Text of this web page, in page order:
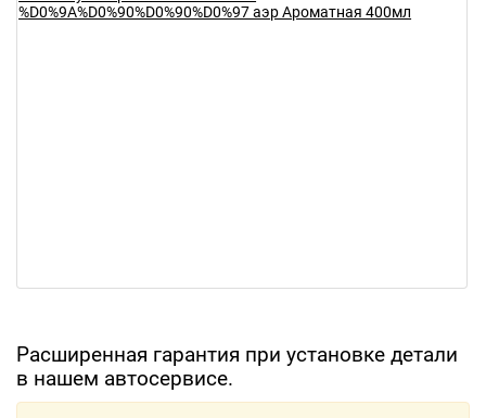
Расширенная гарантия при установке детали
в нашем автосервисе.